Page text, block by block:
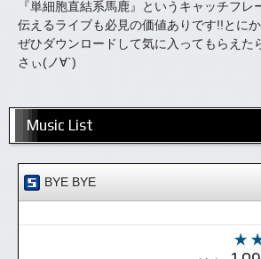
『単細胞直結系馬鹿』というキャッチフレ
伝えるライブも必見の価値ありです!!とに
ぜひダウンロードして気に入ってもらえた
さぃ(ノ∀`)
Music List
BYE BYE